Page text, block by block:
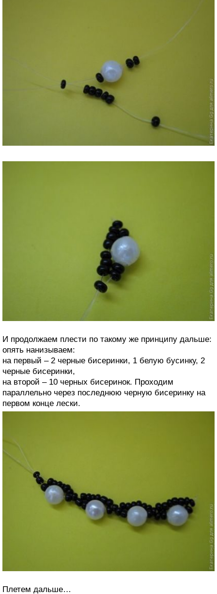
И продолжаем плести по такому же принципу дальше:
опять нанизываем:
на первый – 2 черные бисеринки, 1 белую бусинку, 2
черные бисеринки,
на второй – 10 черных бисеринок. Проходим
параллельно через последнюю черную бисеринку на
первом конце лески.
Плетем дальше…